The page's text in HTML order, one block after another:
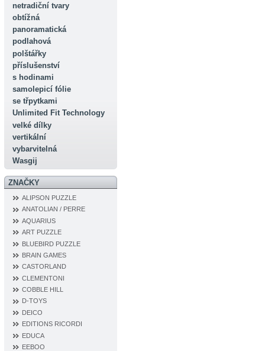
netradiční tvary
obtížná
panoramatická
podlahová
polštářky
příslušenství
s hodinami
samolepicí fólie
se třpytkami
Unlimited Fit Technology
velké dílky
vertikální
vybarvitelná
Wasgij
ZNAČKY
ALIPSON PUZZLE
ANATOLIAN / PERRE
AQUARIUS
ART PUZZLE
BLUEBIRD PUZZLE
BRAIN GAMES
CASTORLAND
CLEMENTONI
COBBLE HILL
D‐TOYS
DEICO
EDITIONS RICORDI
EDUCA
EEBOO